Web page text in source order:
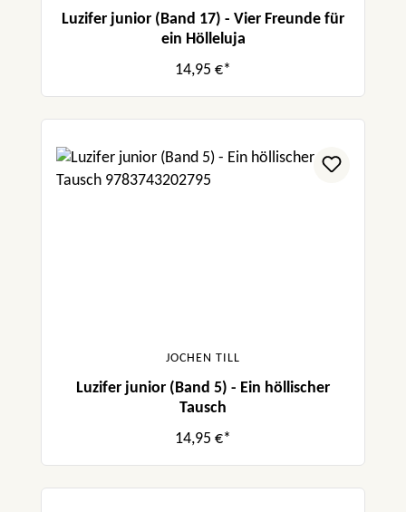
Luzifer junior (Band 17) - Vier Freunde für
ein Hölleluja
14,95 €*
JOCHEN TILL
Luzifer junior (Band 5) - Ein höllischer
Tausch
14,95 €*